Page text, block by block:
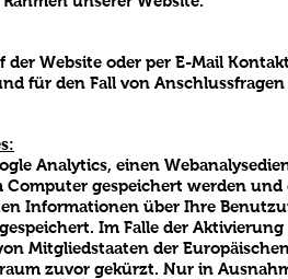
der Website oder per E-Mail
für den Fall von
Analytics, einen
gespeichert werden
Informationen über Ihre
Im Falle der
Mitgliedstaaten der
zuvor gekürzt. Nur in